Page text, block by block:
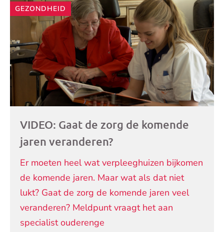
artikelen
GEZONDHEID
VIDEO: Gaat de zorg de komende
jaren veranderen?
Er moeten heel wat verpleeghuizen bijkomen
de komende jaren. Maar wat als dat niet
lukt? Gaat de zorg de komende jaren veel
veranderen? Meldpunt vraagt het aan
specialist ouderenge